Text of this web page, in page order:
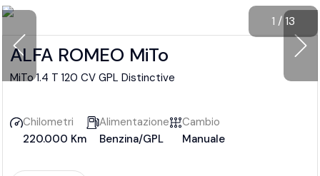
1 /13
ALFA ROMEO MiTo
MiTo 1.4 T 120 CV GPL Distinctive
Chilometri
220.000 Km
Alimentazione
Benzina/GPL
Cambio
Manuale